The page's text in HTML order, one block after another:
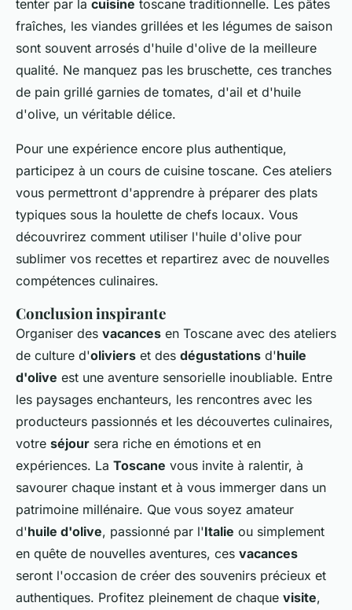
tenter par la cuisine toscane traditionnelle. Les pâtes
fraîches, les viandes grillées et les légumes de saison
sont souvent arrosés d'huile d'olive de la meilleure
qualité. Ne manquez pas les bruschette, ces tranches
de pain grillé garnies de tomates, d'ail et d'huile
d'olive, un véritable délice.
Pour une expérience encore plus authentique,
participez à un cours de cuisine toscane. Ces ateliers
vous permettront d'apprendre à préparer des plats
typiques sous la houlette de chefs locaux. Vous
découvrirez comment utiliser l'huile d'olive pour
sublimer vos recettes et repartirez avec de nouvelles
compétences culinaires.
Conclusion inspirante
Organiser des vacances en Toscane avec des ateliers
de culture d'oliviers et des dégustations d'huile
d'olive est une aventure sensorielle inoubliable. Entre
les paysages enchanteurs, les rencontres avec les
producteurs passionnés et les découvertes culinaires,
votre séjour sera riche en émotions et en
expériences. La Toscane vous invite à ralentir, à
savourer chaque instant et à vous immerger dans un
patrimoine millénaire. Que vous soyez amateur
d'huile d'olive, passionné par l'Italie ou simplement
en quête de nouvelles aventures, ces vacances
seront l'occasion de créer des souvenirs précieux et
authentiques. Profitez pleinement de chaque visite,